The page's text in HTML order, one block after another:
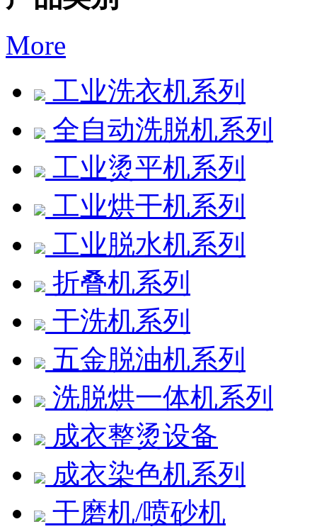
More
工业洗衣机系列
全自动洗脱机系列
工业烫平机系列
工业烘干机系列
工业脱水机系列
折叠机系列
干洗机系列
五金脱油机系列
洗脱烘一体机系列
成衣整烫设备
成衣染色机系列
干磨机/喷砂机